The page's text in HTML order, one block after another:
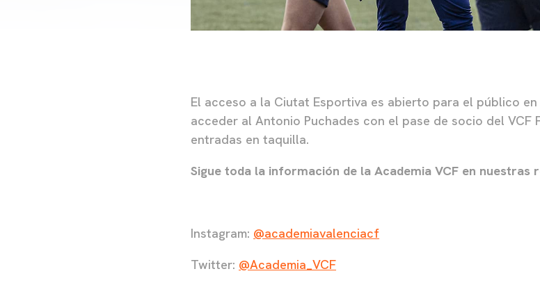
El acceso a la Ciutat Esportiva es abierto para el público
acceder al Antonio Puchades con el pase de socio del VCF
entradas en taquilla.
Sigue toda la información de la Academia VCF en nuestras
Instagram: @academiavalenciacf
Twitter: @Academia_VCF